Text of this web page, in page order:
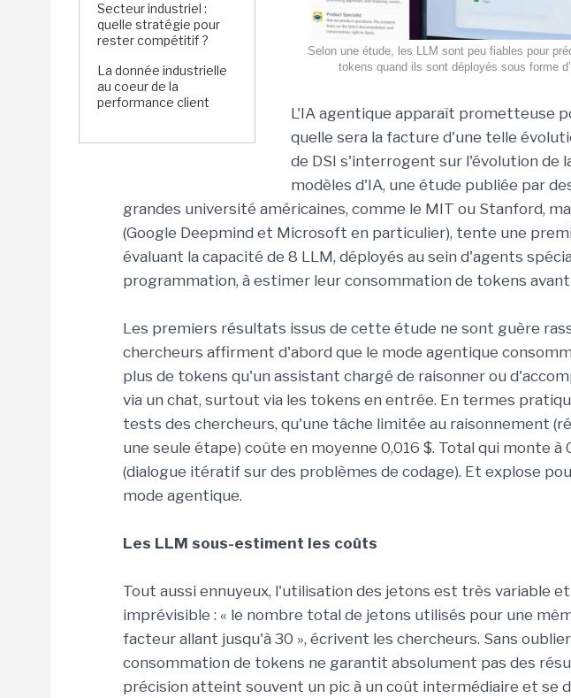
Secteur industriel :
quelle stratégie pour
rester compétitif ?
La donnée industrielle
au coeur de la
performance client
Selon une étude, les LLM sont peu fiables pour
tokens quand ils sont déployés sous forme
L'IA agentique apparaît prometteuse
quelle sera la facture d'une telle
de DSI s'interrogent sur l'évolution de
modèles d'IA, une étude publiée par
grandes université américaines, comme le MIT ou Stanford,
(Google Deepmind et Microsoft en particulier), tente une
évaluant la capacité de 8 LLM, déployés au sein d'agents
programmation, à estimer leur consommation de tokens
Les premiers résultats issus de cette étude ne sont guère
chercheurs affirment d'abord que le mode agentique
plus de tokens qu'un assistant chargé de raisonner ou
via un chat, surtout via les tokens en entrée. En termes
tests des chercheurs, qu'une tâche limitée au raisonnement
une seule étape) coûte en moyenne 0,016 $. Total qui monte à
(dialogue itératif sur des problèmes de codage). Et explose
mode agentique.
Les LLM sous-estiment les coûts
Tout aussi ennuyeux, l'utilisation des jetons est très variable
imprévisible : « le nombre total de jetons utilisés pour une
facteur allant jusqu'à 30 », écrivent les chercheurs. Sans
consommation de tokens ne garantit absolument pas des
précision atteint souvent un pic à un coût intermédiaire et se